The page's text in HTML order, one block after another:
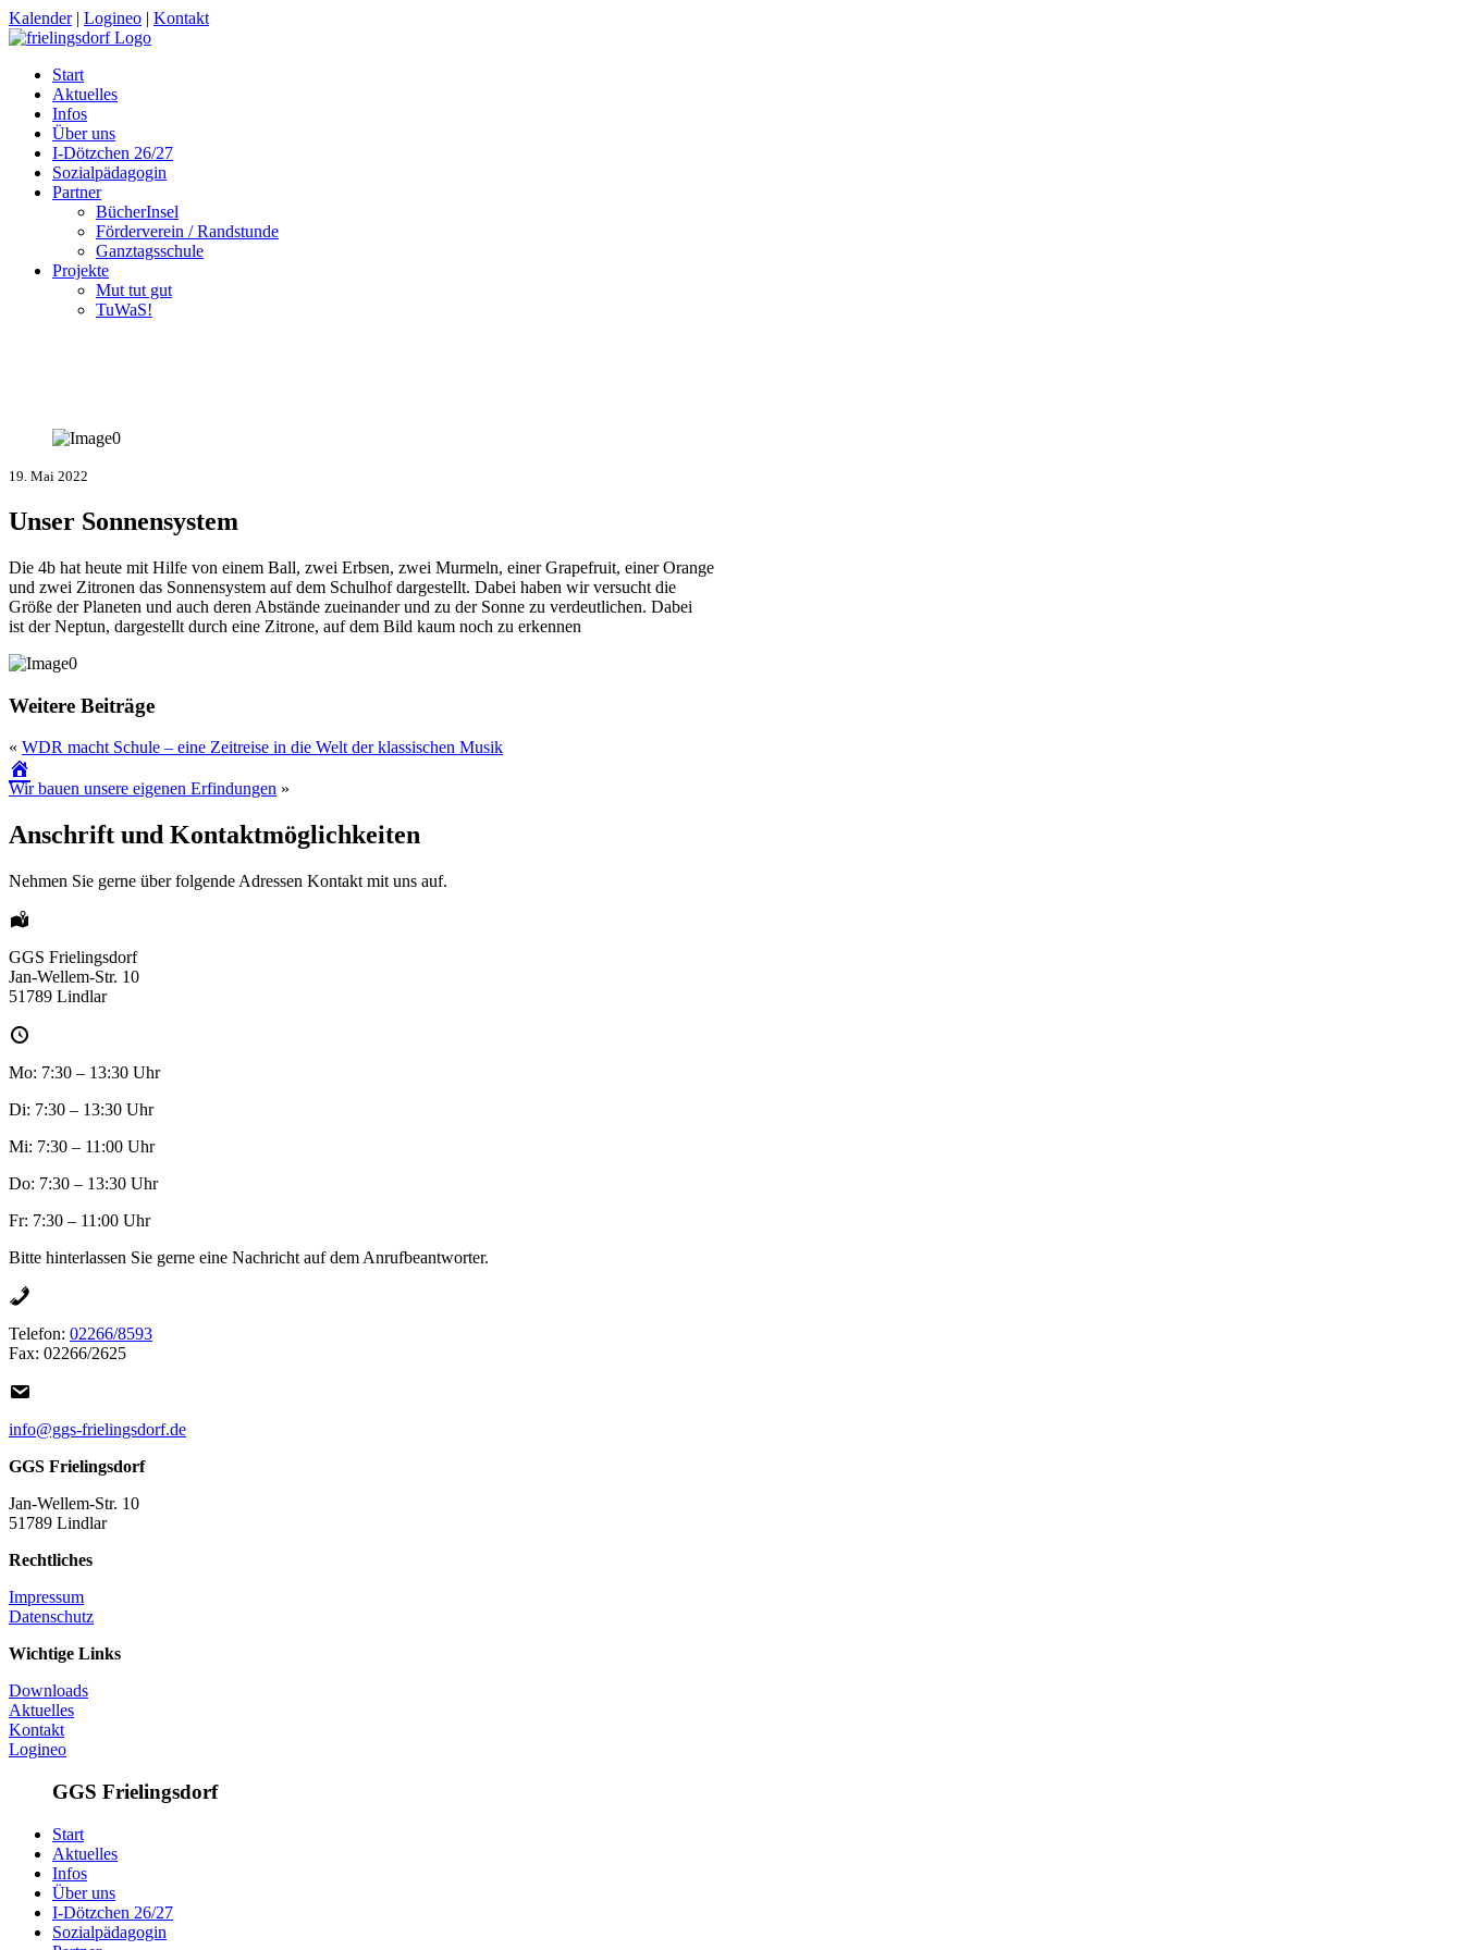
Kalender| Logineo | Kontakt
Start
Aktuelles
Infos
Über uns
I-Dötzchen 26/27
Sozialpädagogin
Partner
BücherInsel
Förderverein / Randstunde
Ganztagsschule
Projekte
Mut tut gut
TuWaS!
19. Mai 2022
Unser Sonnensystem
Die 4b hat heute mit Hilfe von einem Ball, zwei Erbsen, zwei Murmeln, einer Grapefruit, einer Orange
und zwei Zitronen das Sonnensystem auf dem Schulhof dargestellt. Dabei haben wir versucht die
Größe der Planeten und auch deren Abstände zueinander und zu der Sonne zu verdeutlichen. Dabei
ist der Neptun, dargestellt durch eine Zitrone, auf dem Bild kaum noch zu erkennen
Weitere Beiträge
« WDR macht Schule – eine Zeitreise in die Welt der klassischen Musik
Wir bauen unsere eigenen Erfindungen »
Anschrift und Kontaktmöglichkeiten
Nehmen Sie gerne über folgende Adressen Kontakt mit uns auf.
GGS Frielingsdorf
Jan-Wellem-Str. 10
51789 Lindlar
Mo: 7:30 – 13:30 Uhr
Di: 7:30 – 13:30 Uhr
Mi: 7:30 – 11:00 Uhr
Do: 7:30 – 13:30 Uhr
Fr: 7:30 – 11:00 Uhr
Bitte hinterlassen Sie gerne eine Nachricht auf dem Anrufbeantworter.
Telefon: 02266/8593
Fax: 02266/2625
info@ggs-frielingsdorf.de
GGS Frielingsdorf
Jan-Wellem-Str. 10
51789 Lindlar
Rechtliches
Impressum
Datenschutz
Wichtige Links
Downloads
Aktuelles
Kontakt
Logineo
GGS Frielingsdorf
Start
Aktuelles
Infos
Über uns
I-Dötzchen 26/27
Sozialpädagogin